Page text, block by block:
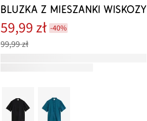
BLUZKA Z MIESZANKI WISKOZY
59,99 zł -40%
99,99 zł